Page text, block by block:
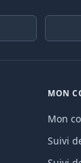
MON
Mon
Suivi